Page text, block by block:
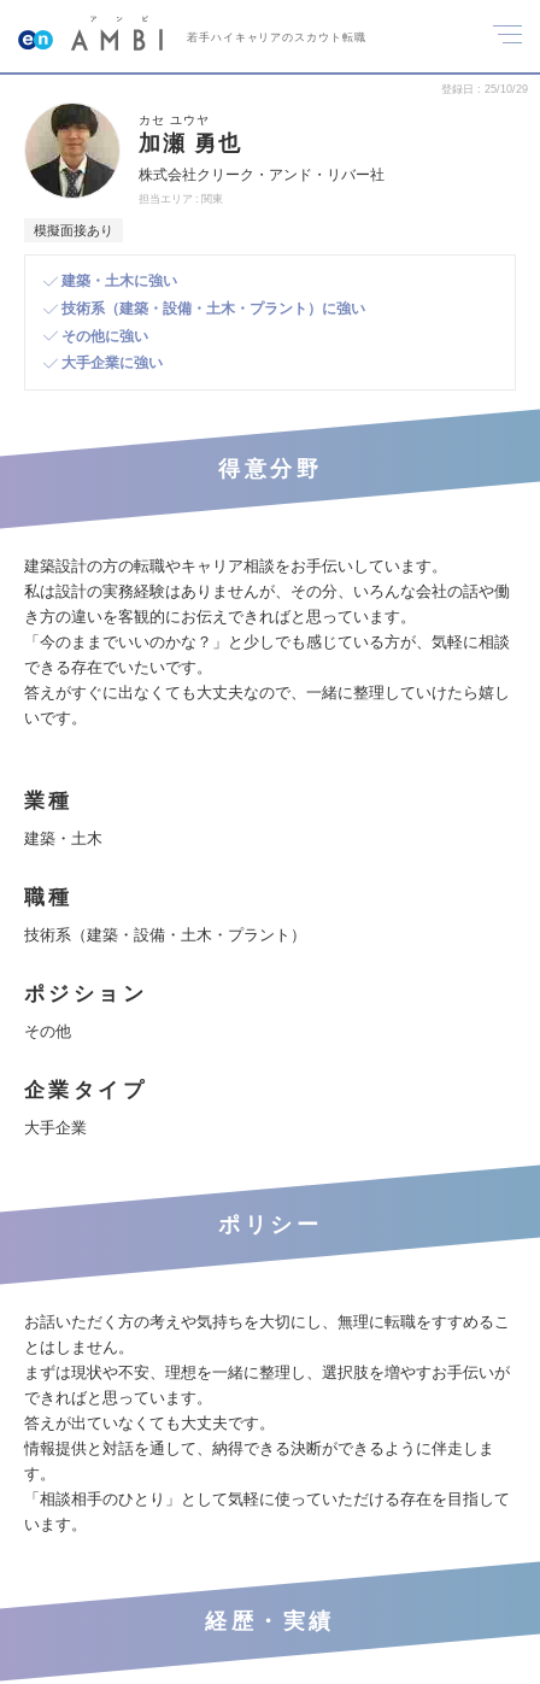
若手ハイキャリアのスカウト転職
登録日 25/10/29
カセ ユウヤ
加瀬 勇也
株式会社クリーク・アンド・リバー社
担当エリア 関東
模擬面接あり
建築・土木に強い
技術系（建築・設備・土木・プラント）に強い
その他に強い
大手企業に強い
得意分野
建築設計の方の転職やキャリア相談をお手伝いしています。
私は設計の実務経験はありませんが、その分、いろんな会社の話や働
き方の違いを客観的にお伝えできればと思っています。
「今のままでいいのかな？」と少しでも感じている方が、気軽に相談
できる存在でいたいです。
答えがすぐに出なくても大丈夫なので、一緒に整理していけたら嬉し
いです。
業種
建築・土木
職種
技術系（建築・設備・土木・プラント）
ポジション
その他
企業タイプ
大手企業
ポリシー
お話いただく方の考えや気持ちを大切にし、無理に転職をすすめるこ
とはしません。
まずは現状や不安、理想を一緒に整理し、選択肢を増やすお手伝いが
できればと思っています。
答えが出ていなくても大丈夫です。
情報提供と対話を通して、納得できる決断ができるように伴走しま
す。
「相談相手のひとり」として気軽に使っていただける存在を目指して
います。
経歴・実績